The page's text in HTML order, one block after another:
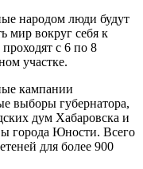
народом люди будут
мир вокруг себя к
с 6 по 8
участке.
кампании
выборы губернатора,
дум Хабаровска и
города Юности. Всего
для более 900